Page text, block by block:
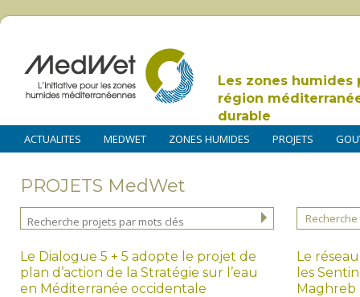
Les zones humides
région
durable
ACTUALITES MEDWET ZONES HUMIDES PROJETS
PROJETS MedWet
Le Dialogue 5 + 5 adopte le projet de
plan d’action de la Stratégie sur l’eau
en Méditerranée occidentale
Le
les
Maghreb